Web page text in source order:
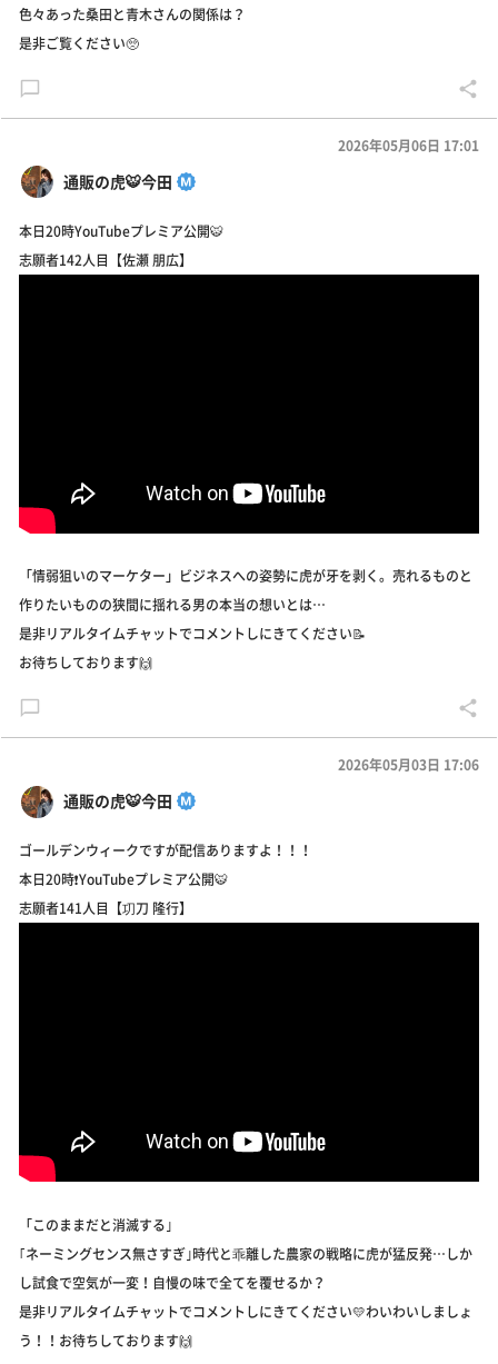
色々あった桑田と青木さんの関係は？
是非ご覧ください🥺
通販の虎🐯今田
2026年05月06日 17:01
本日20時YouTubeプレミア公開🐯
志願者142人目【佐瀬 朋広】
「情弱狙いのマーケター」ビジネスへの姿勢に虎が牙を剥く。売れるものと
作りたいものの狭間に揺れる男の本当の想いとは…
是非リアルタイムチャットでコメントしにきてください📝
お待ちしております🙌
通販の虎🐯今田
2026年05月03日 17:06
ゴールデンウィークですが配信ありますよ！！！
本日20時❗️YouTubeプレミア公開🐯
志願者141人目【㓛刀 隆行】
「このままだと消滅する｣
｢ネーミングセンス無さすぎ｣時代と乖離した農家の戦略に虎が猛反発…しか
し試食で空気が一変！自慢の味で全てを覆せるか？
是非リアルタイムチャットでコメントしにきてください💛わいわいしましょ
う！！お待ちしております🙌